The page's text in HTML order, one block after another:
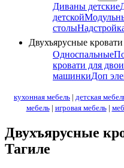
Диваны детские
детской
столы
Двухъярусные
Односпальные
кровати для
машинкиДоп
кухонная мебель | детская
мебель| игровая мебель|
Двухъярусные
Тагиле